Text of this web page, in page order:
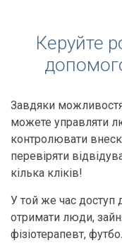
Керуйте
Завдяки
можете управляти
контролювати
перевіряти
кілька кліків!
У той же час доступ
отримати люди,
фізіотерапевт,